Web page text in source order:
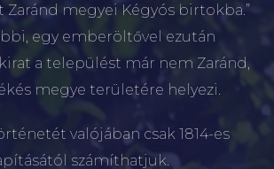
megyei Kégyós birtokba.”
egy emberöltővel ezután
a települést már nem Zaránd,
megye területére helyezi.
valójában csak 1814-es
számíthatjuk.